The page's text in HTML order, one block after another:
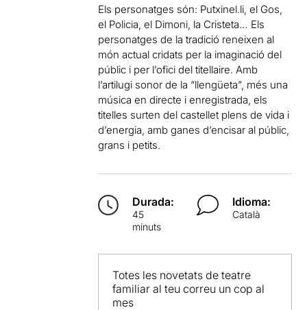
Els personatges són: Putxinel.li, el Gos,
el Policia, el Dimoni, la Cristeta… Els
personatges de la tradició reneixen al
món actual cridats per la imaginació del
públic i per l’ofici del titellaire. Amb
l’artilugi sonor de la “llengüeta”, més una
música en directe i enregistrada, els
titelles surten del castellet plens de vida i
d’energia, amb ganes d’encisar al públic,
grans i petits.
Durada:
45
minuts
Idioma:
Català
Totes les novetats de teatre
familiar al teu correu un cop al
mes